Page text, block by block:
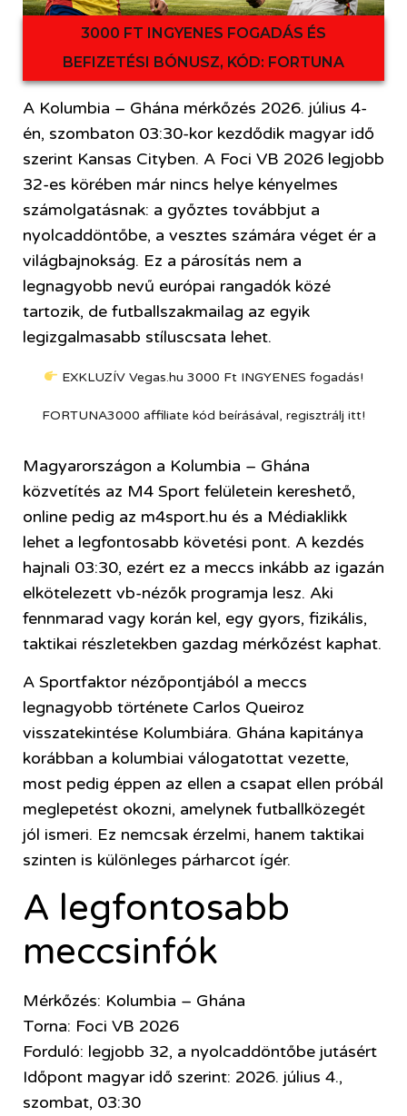
3000 FT INGYENES FOGADÁS ÉS
BEFIZETÉSI BÓNUSZ, KÓD: FORTUNA
A Kolumbia – Ghána mérkőzés 2026. július 4-
én, szombaton 03:30-kor kezdődik magyar idő
szerint Kansas Cityben. A Foci VB 2026 legjobb
32-es körében már nincs helye kényelmes
számolgatásnak: a győztes továbbjut a
nyolcaddöntőbe, a vesztes számára véget ér a
világbajnokság. Ez a párosítás nem a
legnagyobb nevű európai rangadók közé
tartozik, de futballszakmailag az egyik
legizgalmasabb stíluscsata lehet.
EXKLUZÍV Vegas.hu 3000 Ft INGYENES fogadás!
FORTUNA3000 affiliate kód beírásával, regisztrálj itt!
Magyarországon a Kolumbia – Ghána
közvetítés az M4 Sport felületein kereshető,
online pedig az m4sport.hu és a Médiaklikk
lehet a legfontosabb követési pont. A kezdés
hajnali 03:30, ezért ez a meccs inkább az igazán
elkötelezett vb-nézők programja lesz. Aki
fennmarad vagy korán kel, egy gyors, fizikális,
taktikai részletekben gazdag mérkőzést kaphat.
A Sportfaktor nézőpontjából a meccs
legnagyobb története Carlos Queiroz
visszatekintése Kolumbiára. Ghána kapitánya
korábban a kolumbiai válogatottat vezette,
most pedig éppen az ellen a csapat ellen próbál
meglepetést okozni, amelynek futballközegét
jól ismeri. Ez nemcsak érzelmi, hanem taktikai
szinten is különleges párharcot ígér.
A legfontosabb
meccsinfók
Mérkőzés: Kolumbia – Ghána
Torna: Foci VB 2026
Forduló: legjobb 32, a nyolcaddöntőbe jutásért
Időpont magyar idő szerint: 2026. július 4.,
szombat, 03:30